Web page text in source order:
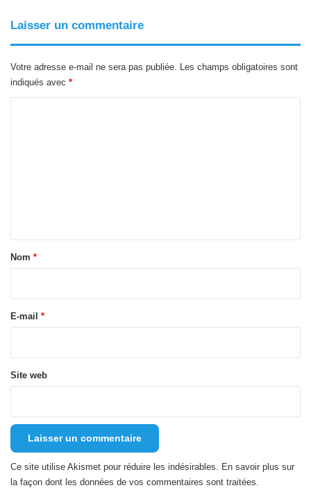
Laisser un commentaire
Votre adresse e-mail ne sera pas publiée. Les champs obligatoires sont
indiqués avec *
a
e
Nom *
E-mail *
Site web
Ce site utilise Akismet pour réduire les indésirables. En savoir plus sur
la façon dont les données de vos commentaires sont traitées.